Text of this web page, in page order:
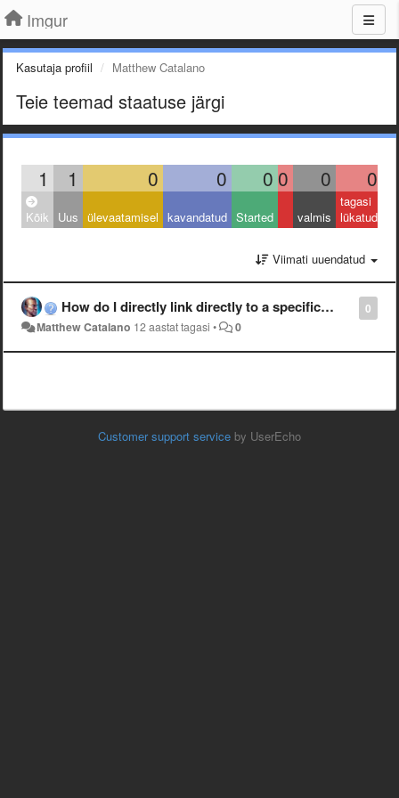
Imgur
Kasutaja profiil Matthew Catalano
Teie teemad staatuse järgi
1 1 0 0 0 0 0 0
Kõik Uus ülevaatamisel kavandatud Started valmis
tagasi
lükatud
Viimati uuendatud
0
How do I directly link directly to a specific album without having to to select the album from the drop-down menu?
Matthew Catalano 12 aastat tagasi • 0
Customer support service by UserEcho